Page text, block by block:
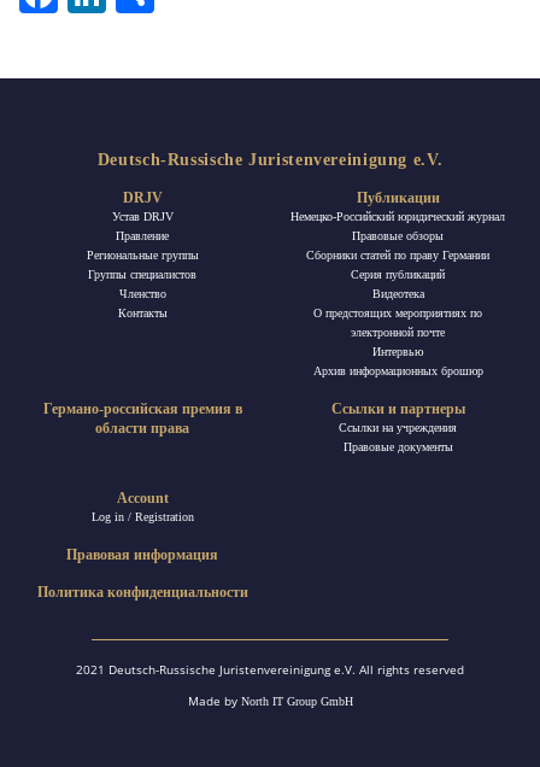
Deutsch-Russische Juristenvereinigung e.V.
DRJV
Устав DRJV
Правление
Региональные группы
Группы специалистов
Членство
Контакты
Публикации
Немецко-Российский юридический журнал
Правовые обзоры
Сборники статей по праву Германии
Ceрия публикаций
Видеотека
О предстоящих мероприятиях по
электронной почте
Интервью
Архив информационных брошюр
Германо-российская премия в
области права
Account
Log in / Registration
Ссылки и партнеры
Ссылки на учреждения
Правовые документы
Правовая информация
Политика конфиденциальности
2021 Deutsch-Russische Juristenvereinigung e.V. All rights reserved
Made by North IT Group GmbH